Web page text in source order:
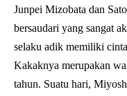
Junpei Mizobata dan
bersaudari yang sangat
selaku adik memiliki
Kakaknya merupakan
tahun. Suatu hari,